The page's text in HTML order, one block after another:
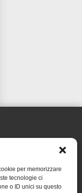
per memorizzare
tecnologie ci
o ID unici su questo